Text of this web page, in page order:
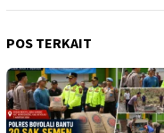
POS TERKAIT